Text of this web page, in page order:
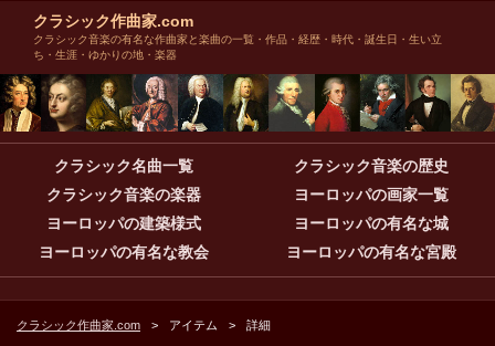
クラシック作曲家.com
クラシック音楽の有名な作曲家と楽曲の一覧・作品・経歴・時代・誕生日・生い立
ち・生涯・ゆかりの地・楽器
クラシック名曲一覧
クラシック音楽の歴史
クラシック音楽の楽器
ヨーロッパの画家一覧
ヨーロッパの建築様式
ヨーロッパの有名な城
ヨーロッパの有名な教会
ヨーロッパの有名な宮殿
クラシック作曲家.com アイテム 詳細